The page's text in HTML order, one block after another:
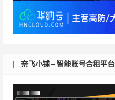
奈飞小铺 – 智能账号合租平台